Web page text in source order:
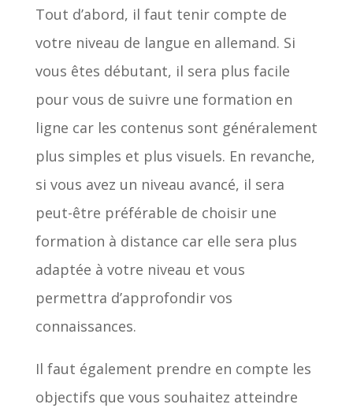
Tout d’abord, il faut tenir compte de
votre niveau de langue en allemand. Si
vous êtes débutant, il sera plus facile
pour vous de suivre une formation en
ligne car les contenus sont généralement
plus simples et plus visuels. En revanche,
si vous avez un niveau avancé, il sera
peut-être préférable de choisir une
formation à distance car elle sera plus
adaptée à votre niveau et vous
permettra d’approfondir vos
connaissances.
Il faut également prendre en compte les
objectifs que vous souhaitez atteindre